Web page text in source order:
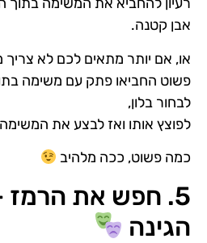
רעיון להחביא את המשימה בתוך
אבן קטנה.
או, אם יותר מתאים לכם לא צריך
פשוט החביאו פתק עם משימה
לבחור בלון,
לפוצץ אותו ואז לבצע את
כמה פשוט, ככה מלהיב
5. חפש את
הגינה